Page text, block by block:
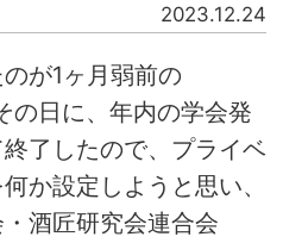
2023.12.24
が1ヶ月弱前の
の日に、年内の学会発
了したので、プライベ
か設定しようと思い、
酒匠研究会連合会